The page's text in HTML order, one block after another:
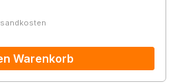
Warenkorb